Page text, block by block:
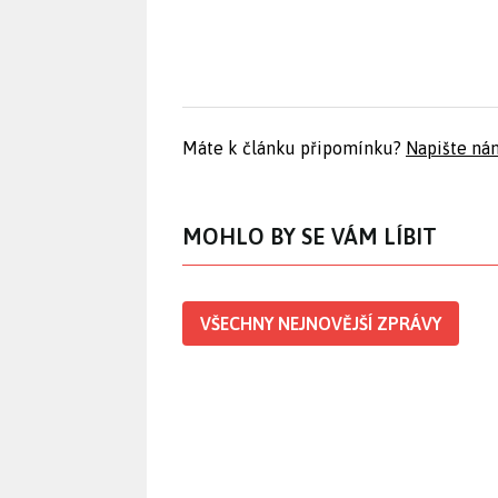
Máte k článku připomínku? Napište
MOHLO BY SE VÁM LÍBIT
VŠECHNY NEJNOVĚJŠÍ ZPRÁVY